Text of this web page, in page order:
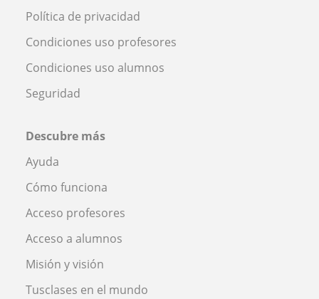
Política de privacidad
Condiciones uso profesores
Condiciones uso alumnos
Seguridad
Descubre más
Ayuda
Cómo funciona
Acceso profesores
Acceso a alumnos
Misión y visión
Tusclases en el mundo